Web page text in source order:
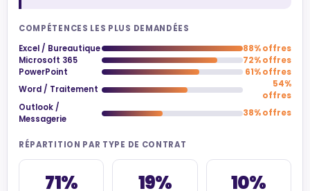
COMPÉTENCES LES PLUS DEMANDÉES
Excel / Bureautique
88% offres
Microsoft 365
72% offres
PowerPoint
61% offres
Word / Traitement
54%
offres
Outlook /
Messagerie
38% offres
RÉPARTITION PAR TYPE DE CONTRAT
71% 19% 10%